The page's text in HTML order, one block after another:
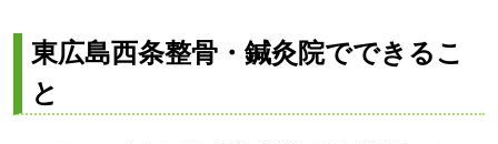
東広島西条整骨・鍼灸院でできるこ
と